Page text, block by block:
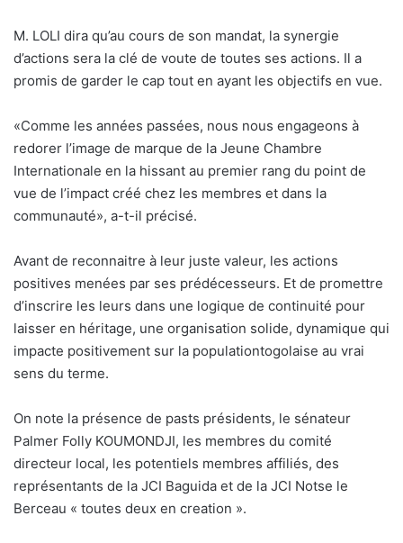
M. LOLI dira qu’au cours de son mandat, la synergie
d’actions sera la clé de voute de toutes ses actions. Il a
promis de garder le cap tout en ayant les objectifs en vue.
«Comme les années passées, nous nous engageons à
redorer l’image de marque de la Jeune Chambre
Internationale en la hissant au premier rang du point de
vue de l’impact créé chez les membres et dans la
communauté», a-t-il précisé.
Avant de reconnaitre à leur juste valeur, les actions
positives menées par ses prédécesseurs. Et de promettre
d’inscrire les leurs dans une logique de continuité pour
laisser en héritage, une organisation solide, dynamique qui
impacte positivement sur la populationtogolaise au vrai
sens du terme.
On note la présence de pasts présidents, le sénateur
Palmer Folly KOUMONDJI, les membres du comité
directeur local, les potentiels membres affiliés, des
représentants de la JCI Baguida et de la JCI Notse le
Berceau « toutes deux en creation ».